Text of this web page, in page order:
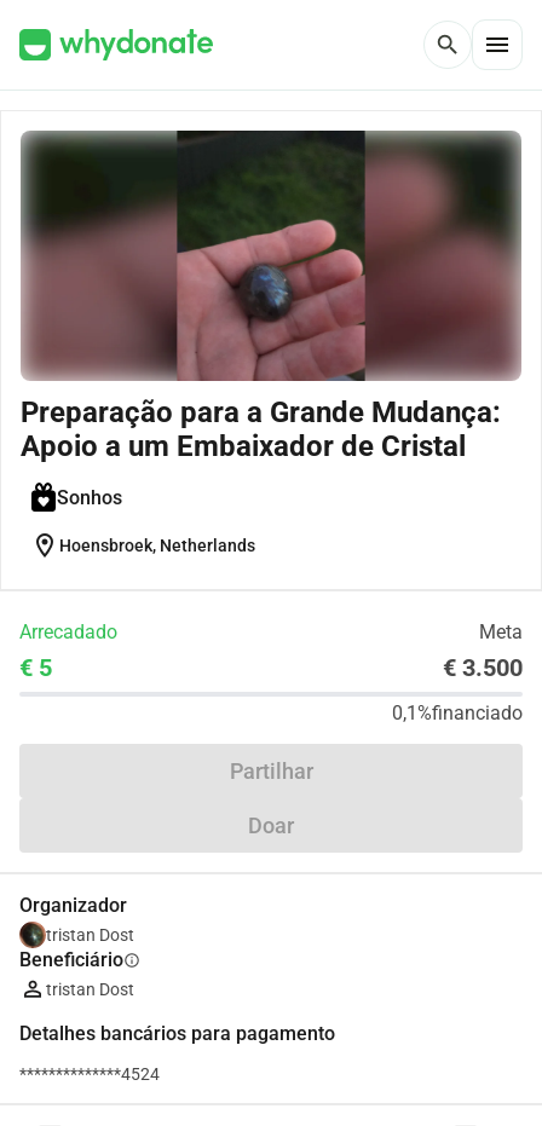
search menu
Preparação para a Grande Mudança:
Apoio a um Embaixador de Cristal
Sonhos
location_on Hoensbroek, Netherlands
Arrecadado Meta
€ 5 € 3.500
0,1%financiado
Partilhar
Doar
Organizador
tristan Dost
Beneficiárioinfo
tristan Dost
Detalhes bancários para pagamento
**************4524